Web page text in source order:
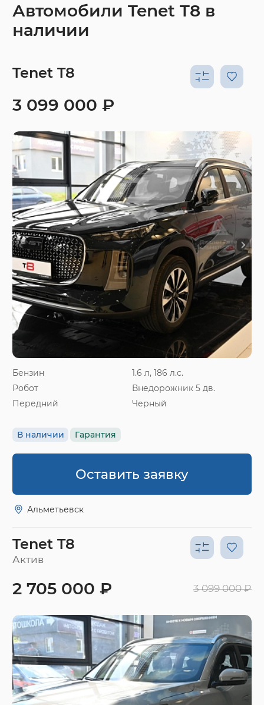
Автомобили Tenet T8 в
наличии
Tenet T8
Бензин
1.6 л, 186 л.с.
Робот
Внедорожник 5 дв.
Передний
Черный
В наличии Гарантия
3 099 000 ₽
Оставить заявку
Альметьевск
Tenet T8
Актив
2 705 000 ₽ 3 099 000 ₽